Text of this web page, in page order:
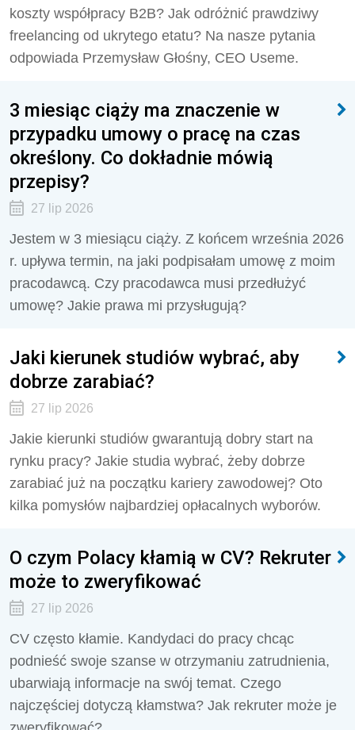
koszty współpracy B2B? Jak odróżnić prawdziwy
freelancing od ukrytego etatu? Na nasze pytania
odpowiada Przemysław Głośny, CEO Useme.
3 miesiąc ciąży ma znaczenie w
przypadku umowy o pracę na czas
określony. Co dokładnie mówią
przepisy?
27 lip 2026
Jestem w 3 miesiącu ciąży. Z końcem września 2026
r. upływa termin, na jaki podpisałam umowę z moim
pracodawcą. Czy pracodawca musi przedłużyć
umowę? Jakie prawa mi przysługują?
Jaki kierunek studiów wybrać, aby
dobrze zarabiać?
27 lip 2026
Jakie kierunki studiów gwarantują dobry start na
rynku pracy? Jakie studia wybrać, żeby dobrze
zarabiać już na początku kariery zawodowej? Oto
kilka pomysłów najbardziej opłacalnych wyborów.
O czym Polacy kłamią w CV? Rekruter
może to zweryfikować
27 lip 2026
CV często kłamie. Kandydaci do pracy chcąc
podnieść swoje szanse w otrzymaniu zatrudnienia,
ubarwiają informacje na swój temat. Czego
najczęściej dotyczą kłamstwa? Jak rekruter może je